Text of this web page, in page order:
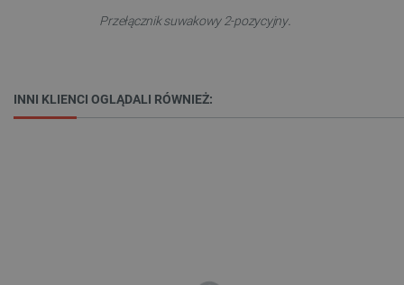
Przełącznik suwakowy 2-pozycyjny.
INNI KLIENCI OGLĄDALI RÓWNIEŻ:
Niezbędne Wydajność Targetowanie
podstawowych funkcji strony internetowej, takich
jak logowanie użytkownika i zarządzanie kontem.